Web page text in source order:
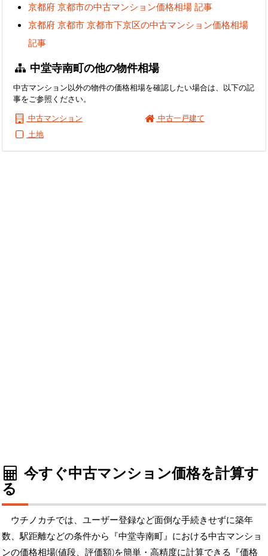
京都府 京都市の中古マンション価格相場 記事
京都府 京都市 京都市下京区の中古マンション価格相場
記事
中堂寺南町の他の物件相場
中古マンション以外の物件の価格相場を確認したい場合は、以下の記
事をご参照ください。
中古マンション
中古一戸建て
土地
今すぐ中古マンション価格を計算す
る
ウチノカチでは、ユーザー登録など面倒な手続きせずに築年
数、駅距離などの条件から『中堂寺南町』における中古マンショ
ンの価格相場(値段、評価額)を簡単・高精度に計算できる『価格